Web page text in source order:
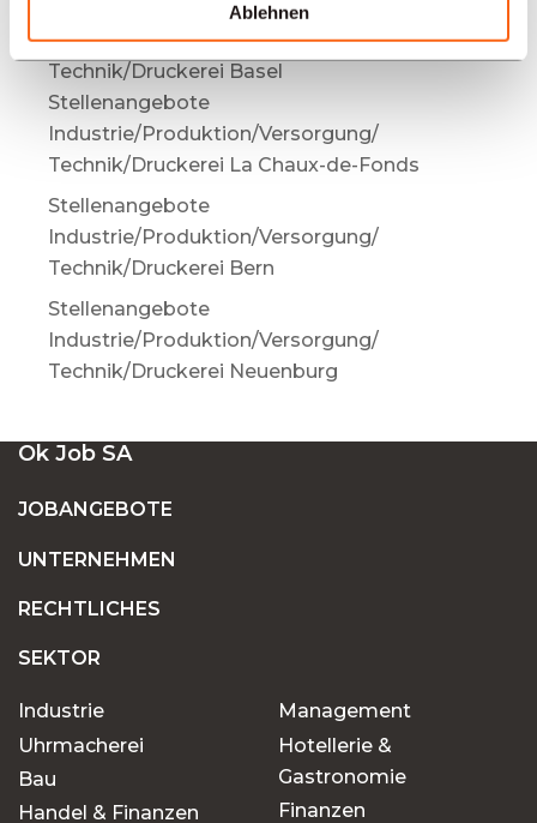
Ablehnen
Industrie/Produktion/Versorgung/
Technik/Druckerei Basel
Stellenangebote
Industrie/Produktion/Versorgung/
Technik/Druckerei La Chaux-de-Fonds
Stellenangebote
Industrie/Produktion/Versorgung/
Technik/Druckerei Bern
Stellenangebote
Industrie/Produktion/Versorgung/
Technik/Druckerei Neuenburg
Ok Job SA
JOBANGEBOTE
UNTERNEHMEN
RECHTLICHES
SEKTOR
Industrie
Uhrmacherei
Bau
Handel & Finanzen
Management
Hotellerie &
Gastronomie
Finanzen